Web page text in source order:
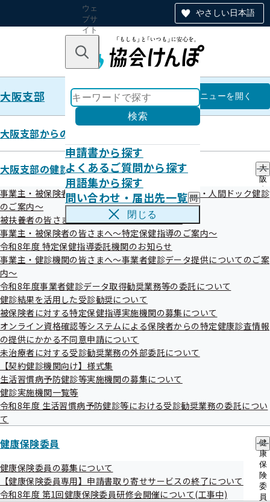
やさしい日本語
ウェ
ブサ
イト
のナ
ン
キーワードで探す
検索
申請書から探す
よくあるご質問から探す
用語集から探す
問い合わせ・届出先一覧 問
い
わ
届
先
の
サ
メ
閉じる
大阪支部 大阪支部
メニューを開く
大阪支部からのお知らせ
大阪支部の健診・保健指導のご案内
大
阪
支
部
保
健
案
内
ー
事業主・被保険者の皆さまへ～生活習慣病予防健診・人間ドック健診
のご案内～
被扶養者の皆さまへ～特定健康診査のご案内～
事業主・被保険者の皆さまへ～特定保健指導のご案内～
令和8年度 特定保健指導委託機関のお知らせ
事業主・健診機関の皆さまへ～事業者健診データ提供についてのご案
内～
令和8年度事業者健診データ取得勧奨業務等の委託について
健診結果を活用した受診勧奨について
被保険者に対する特定保健指導実施機関の募集について
オンライン資格確認等システムによる保険者からの特定健康診査情報
の提供にかかる不同意申請について
未治療者に対する受診勧奨業務の外部委託について
【契約健診機関向け】様式集
生活習慣病予防健診等実施機関の募集について
健診実施機関一覧等
令和8年度 生活習慣病予防健診等における受診勧奨業務の委託につい
て
健康保険委員
健
康
保
険
委
員
健康保険委員の募集について
【健康保険委員専用】申請書取り寄せサービスの終了について
令和8年度 第1回健康保険委員研修会開催について(工事中)
【申請書】申請書の提出先につい
て
令和07年01月14日
健康保険に関する申請書は、種類により提出先が分かれてい
ます。
事業所関係、事業所にお勤めの方やそのご家族様の加入・脱
退・氏名変更等に関する書類の提出先は、年金事務所（日本
年金機構）ですのでご注意ください。
各種申請書・届出書は日本年金機構のホームページ、全国健
康保険協会（協会けんぽ）のホームページよりそれぞれダウ
ンロード・印刷してご使用いただけます。
日本年金機構ホームページ「健康保険・厚生年金保険適
用関係届書・申請書一覧」
協会けんぽ「申請書ダウンロード」